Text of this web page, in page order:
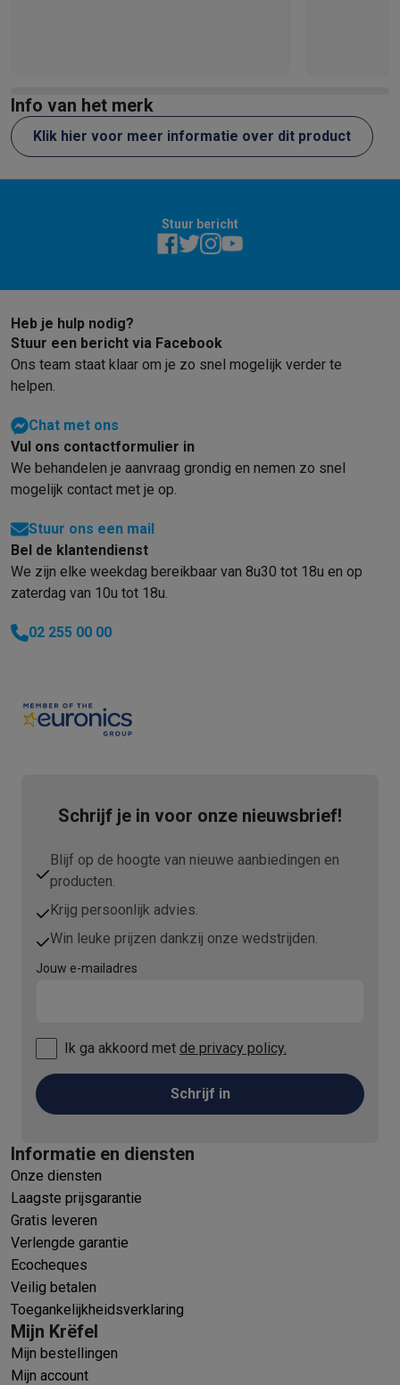
Info van het merk
Klik hier voor meer informatie over dit product
Stuur bericht
Heb je hulp nodig?
Stuur een bericht via Facebook
Ons team staat klaar om je zo snel mogelijk verder te
helpen.
Chat met ons
Vul ons contactformulier in
We behandelen je aanvraag grondig en nemen zo snel
mogelijk contact met je op.
Stuur ons een mail
Bel de klantendienst
We zijn elke weekdag bereikbaar van 8u30 tot 18u en op
zaterdag van 10u tot 18u.
02 255 00 00
Schrijf je in voor onze nieuwsbrief!
Blijf op de hoogte van nieuwe aanbiedingen en
producten.
Krijg persoonlijk advies.
Win leuke prijzen dankzij onze wedstrijden.
Jouw e-mailadres
Ik ga akkoord met de privacy policy.
Schrijf in
Informatie en diensten
Onze diensten
Laagste prijsgarantie
Gratis leveren
Verlengde garantie
Ecocheques
Veilig betalen
Toegankelijkheidsverklaring
Mijn Krëfel
Mijn bestellingen
Mijn account